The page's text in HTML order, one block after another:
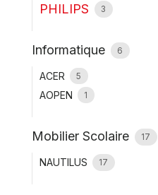
PHILIPS 3
Informatique 6
ACER 5
AOPEN 1
Mobilier Scolaire 17
NAUTILUS 17